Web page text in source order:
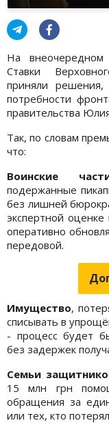
На
Ставки
приняли
потребности
правительства
Так, по словам
что:
Воинские
подержанные
без лишней
экспертной
оперативно
передовой.
Имущество,
списывать в
- процесс будет
без задержек
Семьи
15 млн грн
обращения за
или тех, кто